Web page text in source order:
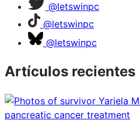
@letswinpc
@letswinpc
@letswinpc
Artículos recientes